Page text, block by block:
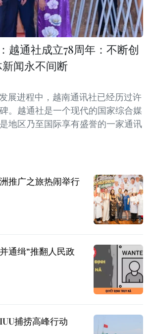
越通社成立78周年：不断创
闻永不间断
展进程中，越南通讯社已经历过许
。越通社是一个现代的国家综合媒
地区乃至国际享有盛誉的一家通讯
推广之旅热闹举行
通缉“推翻人民政
捕捞高峰行动